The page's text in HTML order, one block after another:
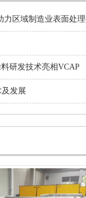
研发技术亮相VCAP
发展